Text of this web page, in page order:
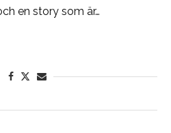
en story som är…